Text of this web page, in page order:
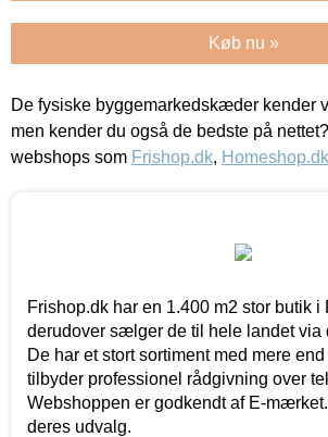
Køb nu »
De fysiske byggemarkedskæder kender
men kender du også de bedste på
webshops som Frishop.dk, Homeshop.dk
Frishop.dk har en 1.400 m2 stor butik i
derudover sælger de til hele landet via
De har et stort sortiment med mere
tilbyder professionel rådgivning over
Webshoppen er godkendt af E-
deres udvalg.